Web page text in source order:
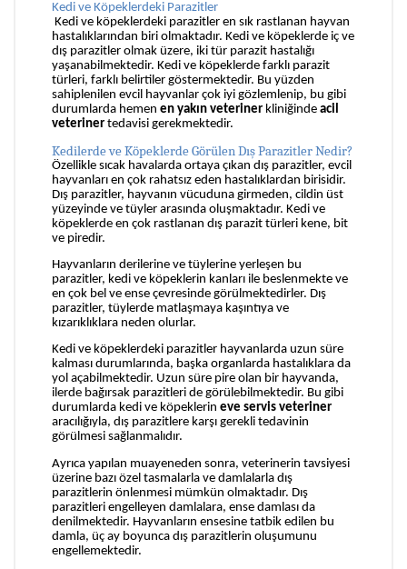
Kedi ve Köpeklerdeki Parazitler
Kedi ve köpeklerdeki parazitler en sık rastlanan hayvan
hastalıklarından biri olmaktadır. Kedi ve köpeklerde iç ve
dış parazitler olmak üzere, iki tür parazit hastalığı
yaşanabilmektedir. Kedi ve köpeklerde farklı parazit
türleri, farklı belirtiler göstermektedir. Bu yüzden
sahiplenilen evcil hayvanlar çok iyi gözlemlenip, bu gibi
durumlarda hemen en yakın veteriner kliniğinde acil
veteriner tedavisi gerekmektedir.
Kedilerde ve Köpeklerde Görülen Dış Parazitler Nedir?
Özellikle sıcak havalarda ortaya çıkan dış parazitler, evcil
hayvanları en çok rahatsız eden hastalıklardan birisidir.
Dış parazitler, hayvanın vücuduna girmeden, cildin üst
yüzeyinde ve tüyler arasında oluşmaktadır. Kedi ve
köpeklerde en çok rastlanan dış parazit türleri kene, bit
ve piredir.
Hayvanların derilerine ve tüylerine yerleşen bu
parazitler, kedi ve köpeklerin kanları ile beslenmekte ve
en çok bel ve ense çevresinde görülmektedirler. Dış
parazitler, tüylerde matlaşmaya kaşıntıya ve
kızarıklıklara neden olurlar.
Kedi ve köpeklerdeki parazitler hayvanlarda uzun süre
kalması durumlarında, başka organlarda hastalıklara da
yol açabilmektedir. Uzun süre pire olan bir hayvanda,
ilerde bağırsak parazitleri de görülebilmektedir. Bu gibi
durumlarda kedi ve köpeklerin eve servis veteriner
aracılığıyla, dış parazitlere karşı gerekli tedavinin
görülmesi sağlanmalıdır.
Ayrıca yapılan muayeneden sonra, veterinerin tavsiyesi
üzerine bazı özel tasmalarla ve damlalarla dış
parazitlerin önlenmesi mümkün olmaktadır. Dış
parazitleri engelleyen damlalara, ense damlası da
denilmektedir. Hayvanların ensesine tatbik edilen bu
damla, üç ay boyunca dış parazitlerin oluşumunu
engellemektedir.